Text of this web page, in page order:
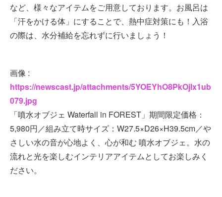
など、様々なアイテムをご用意しております。お風呂は
「汗をかける体」にすることで、熱中症対策にも！入浴
の際は、水分補給を忘れずに行いましょう！
画像 :
https://newscast.jp/attachments/5YOEYhO8PkOjlx1ub
079.jpg
「噴水オブジェ Waterfall in FOREST」期間限定価格：
5,980円／組み立て時サイズ：W27.5×D26×H39.5cm／や
さしい水の音が心地よく、心が和む 噴水オブジェ。水の
流れと光を楽しむインテリアアイテムとしてお楽しみく
ださい。